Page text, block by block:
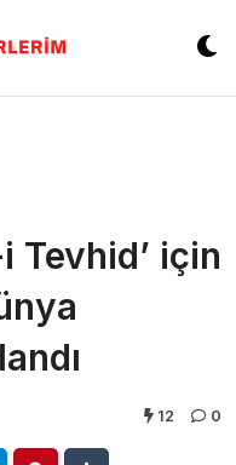
i Tevhid’ için
12 0